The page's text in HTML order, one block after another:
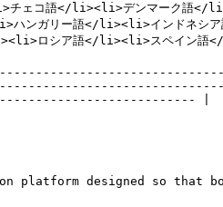
チェコ語</li><li>デンマーク
ガリー語</li><li>インドネ
ロシア語</li><li>スペイン
|
platform designed so that